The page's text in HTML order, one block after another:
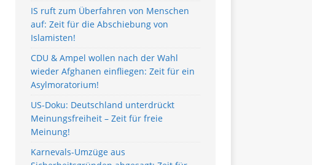
IS ruft zum Überfahren von Menschen
auf: Zeit für die Abschiebung von
Islamisten!
CDU & Ampel wollen nach der Wahl
wieder Afghanen einfliegen: Zeit für ein
Asylmoratorium!
US-Doku: Deutschland unterdrückt
Meinungsfreiheit – Zeit für freie
Meinung!
Karnevals-Umzüge aus